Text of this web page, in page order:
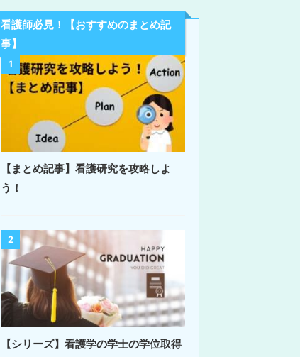
看護師必見！【おすすめのまとめ記
事】
1
【まとめ記事】看護研究を攻略しよ
う！
2
【シリーズ】看護学の学士の学位取得